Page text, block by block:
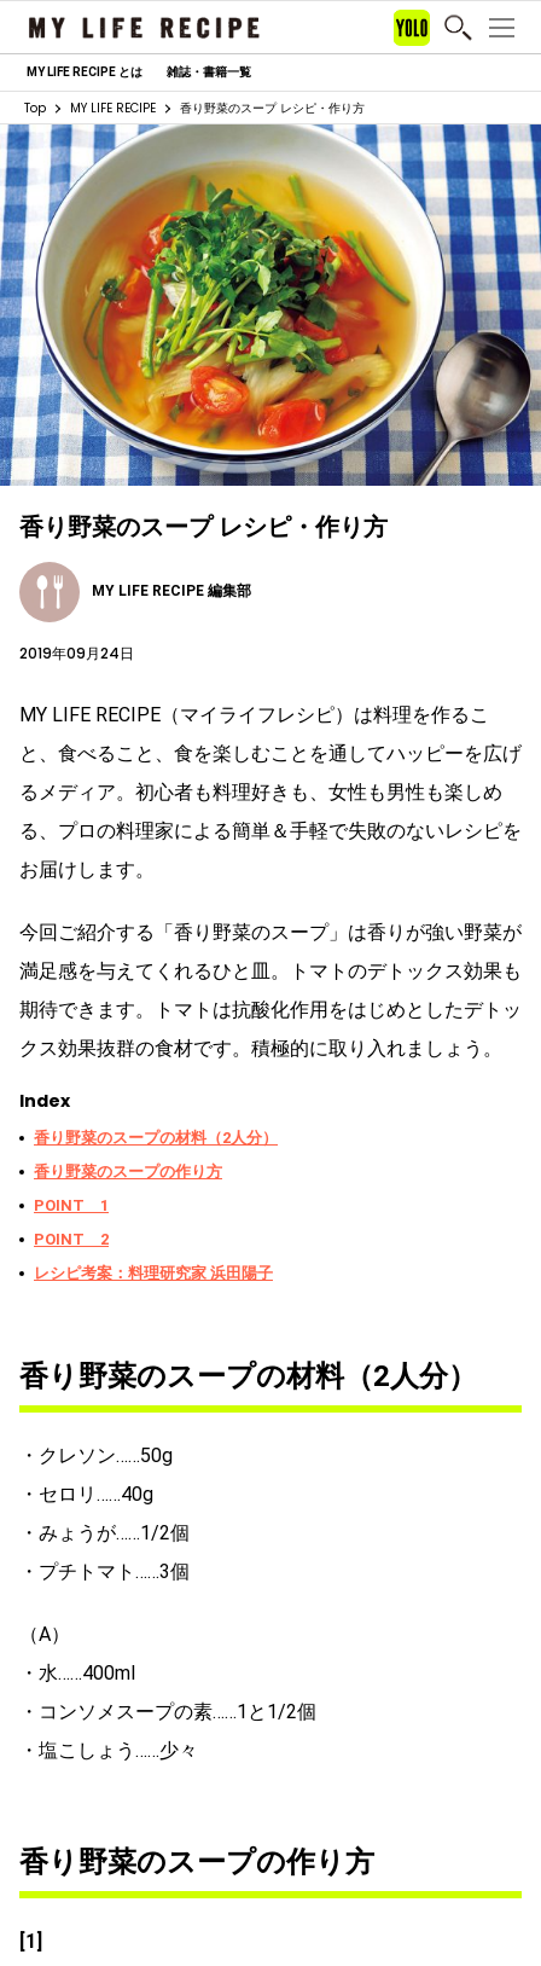
MY LIFE RECIPE とは 雑誌・書籍一覧
Top MY LIFE RECIPE 香り野菜のスープ レシピ・作り方
香り野菜のスープ レシピ・作り方
MY LIFE RECIPE 編集部
2019年09月24日
MY LIFE RECIPE（マイライフレシピ）は料理を作るこ
と、食べること、食を楽しむことを通してハッピーを広げ
るメディア。初心者も料理好きも、女性も男性も楽しめ
る、プロの料理家による簡単＆手軽で失敗のないレシピを
お届けします。
今回ご紹介する「香り野菜のスープ」は香りが強い野菜が
満足感を与えてくれるひと皿。トマトのデトックス効果も
期待できます。トマトは抗酸化作用をはじめとしたデトッ
クス効果抜群の食材です。積極的に取り入れましょう。
Index
香り野菜のスープの材料（2人分）
香り野菜のスープの作り方
POINT 1
POINT 2
レシピ考案：料理研究家 浜田陽子
香り野菜のスープの材料（2人分）
・クレソン……50g
・セロリ……40g
・みょうが……1/2個
・プチトマト……3個
（A）
・水……400ml
・コンソメスープの素……1と1/2個
・塩こしょう……少々
香り野菜のスープの作り方
[1]